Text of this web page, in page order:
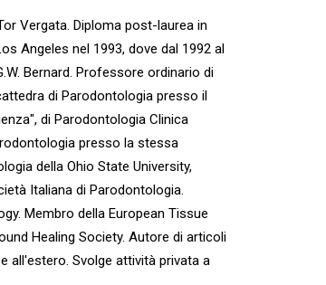
Vergata. Diploma post-laurea in
Angeles nel 1993, dove dal 1992 al
Bernard. Professore ordinario di
di Parodontologia presso il
di Parodontologia Clinica
presso la stessa
della Ohio State University,
Italiana di Parodontologia.
Membro della European Tissue
Healing Society. Autore di articoli
all'estero. Svolge attività privata a